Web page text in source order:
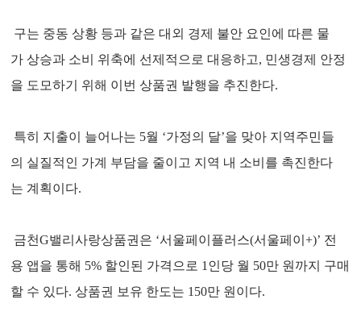
구는 중동 상황 등과 같은 대외 경제 불안 요인에 따른 물
가 상승과 소비 위축에 선제적으로 대응하고, 민생경제 안정
을 도모하기 위해 이번 상품권 발행을 추진한다.
특히 지출이 늘어나는 5월 ‘가정의 달’을 맞아 지역주민들
의 실질적인 가계 부담을 줄이고 지역 내 소비를 촉진한다
는 계획이다.
금천G밸리사랑상품권은 ‘서울페이플러스(서울페이+)’ 전
용 앱을 통해 5% 할인된 가격으로 1인당 월 50만 원까지 구매
할 수 있다. 상품권 보유 한도는 150만 원이다.